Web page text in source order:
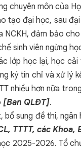
chuyên môn của
tạo đại học, sau
đảm bảo
sinh viên ngừng
lớp học lại, học
ký tín chỉ và xử
nhiều hơn nữa
[Ban QLĐT].
sung đề thi,
TTTT, các Khoa,
2025-2026. Tổ